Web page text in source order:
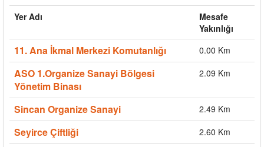
Yer Adı
Mesafe
Yakınlığı
11. Ana İkmal Merkezi Komutanlığı 0.00 Km
ASO 1.Organize Sanayi Bölgesi
Yönetim Binası
2.09 Km
Sincan Organize Sanayi 2.49 Km
Seyirce Çiftliği 2.60 Km